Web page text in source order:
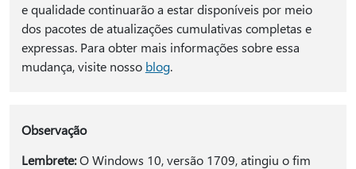
e qualidade continuarão a estar disponíveis por meio
dos pacotes de atualizações cumulativas completas e
expressas. Para obter mais informações sobre essa
mudança, visite nosso blog.
Observação
Lembrete:O Windows 10, versão 1709, atingiu o fim